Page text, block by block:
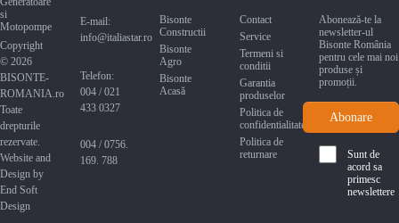
Copyright
© 2026
BISONTE-
ROMANIA.ro
Toate
drepturile
rezervate.
Website and
Design by
End Soft
Design
E-mail:
info@italiastar.ro
Telefon:
004 / 021
433 0327
004 / 0756.
169. 788
Bisonte
Constructii
Bisonte
Agro
Bisonte
Acasă
Contact
Service
Termeni si
conditii
Garantia
produselor
Politica de
confidentialitate
Politica de
returnare
Abonează-te la
newsletter-ul
Bisonte România
pentru cele mai noi
produse și
promoții.
Sunt de
acord sa
primesc
newslettere